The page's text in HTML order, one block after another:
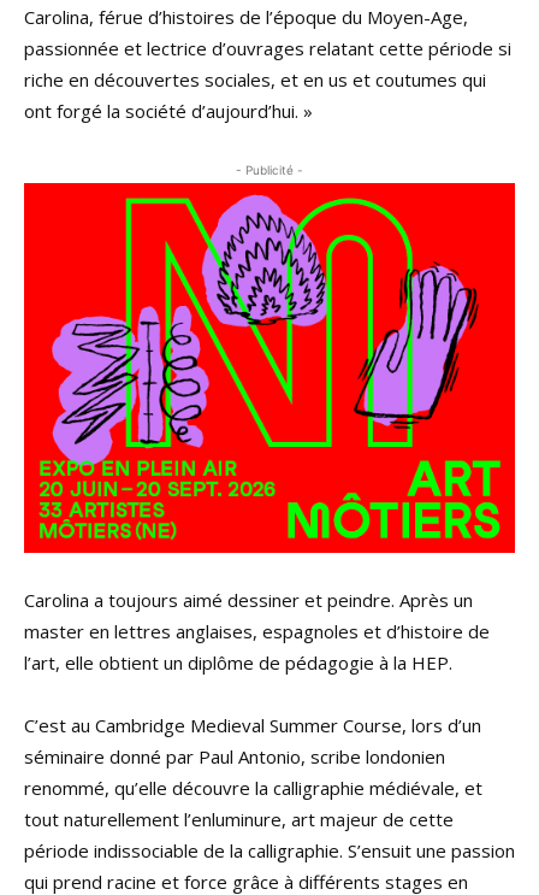
Carolina, férue d’histoires de l’époque du Moyen-Age,
passionnée et lectrice d’ouvrages relatant cette période si
riche en découvertes sociales, et en us et coutumes qui
ont forgé la société d’aujourd’hui. »
- Publicité -
Carolina a toujours aimé dessiner et peindre. Après un
master en lettres anglaises, espagnoles et d’histoire de
l’art, elle obtient un diplôme de pédagogie à la HEP.
C’est au Cambridge Medieval Summer Course, lors d’un
séminaire donné par Paul Antonio, scribe londonien
renommé, qu’elle découvre la calligraphie médiévale, et
tout naturellement l’enluminure, art majeur de cette
période indissociable de la calligraphie. S’ensuit une passion
qui prend racine et force grâce à différents stages en